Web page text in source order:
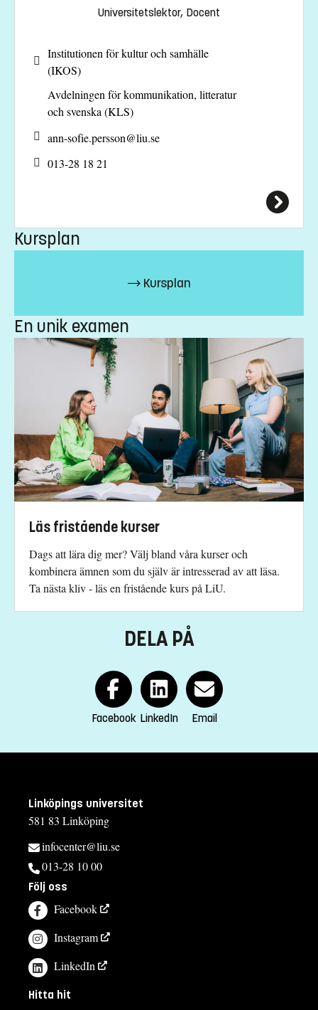
Gunilla Christiansen
gunilla.christiansen@liu.se
+4613281859
Ann-Sofie Persson
+4613281725
+4613281514
Universitetslektor, Docent
Institutionen för kultur och samhälle
(IKOS)
Avdelningen för kommunikation, litteratur
och svenska (KLS)
ann-sofie.persson@liu.se
013-28 18 21
Kursplan
Kursplan
En unik examen
Läs fristående kurser
Dags att lära dig mer? Välj bland våra kurser och
kombinera ämnen som du själv är intresserad av att läsa.
Ta nästa kliv - läs en fristående kurs på LiU.
DELA PÅ
Facebook LinkedIn Email
Linköpings universitet
581 83 Linköping
infocenter@liu.se
013-28 10 00
Följ oss
Facebook
Instagram
LinkedIn
Hitta hit